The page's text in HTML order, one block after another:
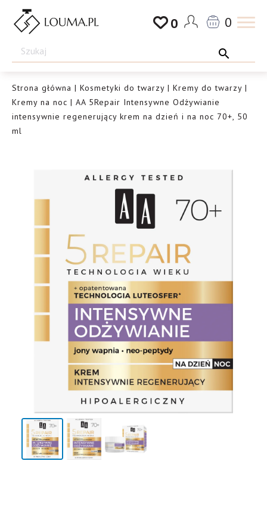
Przejdź
Drogeria
Louma.pl
0 0
Strona główna | Kosmetyki do twarzy | Kremy do twarzy |
Kremy na noc | AA 5Repair Intensywne Odżywianie
intensywnie regenerujący krem na dzień i na noc 70+, 50
ml